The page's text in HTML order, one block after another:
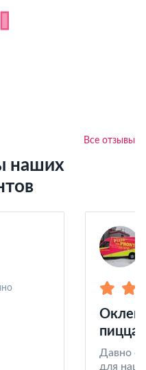
Все отзывы
наших
пицца
Давно
для